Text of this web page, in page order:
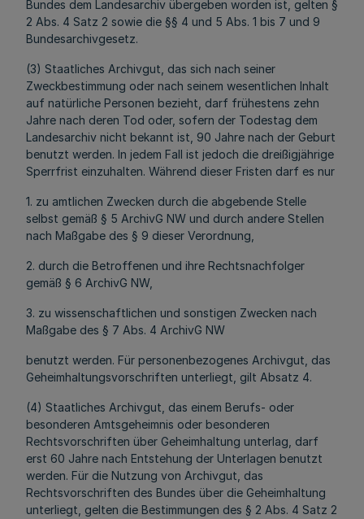
Bundes dem Landesarchiv übergeben worden ist, gelten §
2 Abs. 4 Satz 2 sowie die §§ 4 und 5 Abs. 1 bis 7 und 9
Bundesarchivgesetz.
(3) Staatliches Archivgut, das sich nach seiner
Zweckbestimmung oder nach seinem wesentlichen Inhalt
auf natürliche Personen bezieht, darf frühestens zehn
Jahre nach deren Tod oder, sofern der Todestag dem
Landesarchiv nicht bekannt ist, 90 Jahre nach der Geburt
benutzt werden. In jedem Fall ist jedoch die dreißigjährige
Sperrfrist einzuhalten. Während dieser Fristen darf es nur
1. zu amtlichen Zwecken durch die abgebende Stelle
selbst gemäß § 5 ArchivG NW und durch andere Stellen
nach Maßgabe des § 9 dieser Verordnung,
2. durch die Betroffenen und ihre Rechtsnachfolger
gemäß § 6 ArchivG NW,
3. zu wissenschaftlichen und sonstigen Zwecken nach
Maßgabe des § 7 Abs. 4 ArchivG NW
benutzt werden. Für personenbezogenes Archivgut, das
Geheimhaltungsvorschriften unterliegt, gilt Absatz 4.
(4) Staatliches Archivgut, das einem Berufs- oder
besonderen Amtsgeheimnis oder besonderen
Rechtsvorschriften über Geheimhaltung unterlag, darf
erst 60 Jahre nach Entstehung der Unterlagen benutzt
werden. Für die Nutzung von Archivgut, das
Rechtsvorschriften des Bundes über die Geheimhaltung
unterliegt, gelten die Bestimmungen des § 2 Abs. 4 Satz 2